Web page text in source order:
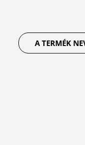
A TERMÉK